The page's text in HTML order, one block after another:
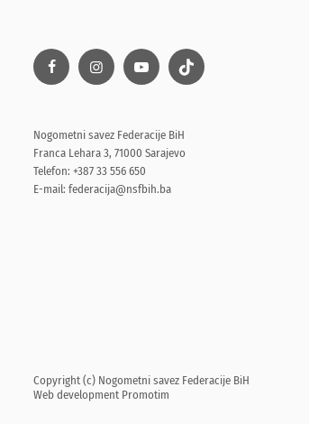
Nogometni savez Federacije BiH
Franca Lehara 3, 71000 Sarajevo
Telefon: +387 33 556 650
E-mail: federacija@nsfbih.ba
Copyright (c) Nogometni savez Federacije BiH
Web development Promotim